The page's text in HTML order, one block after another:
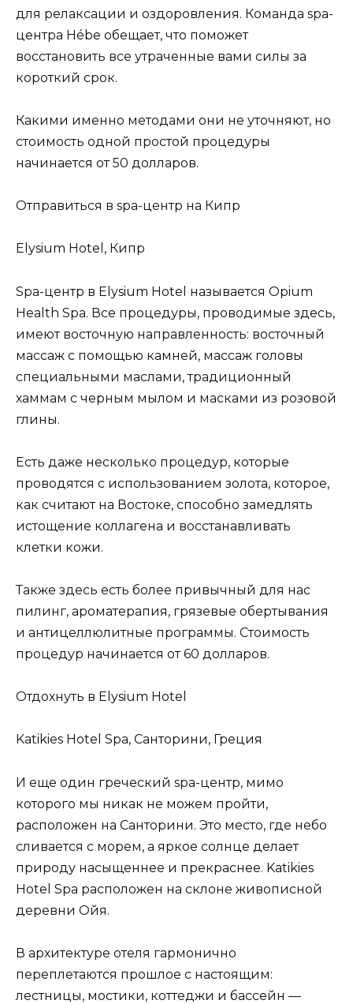
для релаксации и оздоровления. Команда spa-
центра Hébe обещает, что поможет
восстановить все утраченные вами силы за
короткий срок.
Какими именно методами они не уточняют, но
стоимость одной простой процедуры
начинается от 50 долларов.
Отправиться в spa-центр на Кипр
Elysium Hotel, Кипр
Spa-центр в Elysium Hotel называется Opium
Health Spa. Все процедуры, проводимые здесь,
имеют восточную направленность: восточный
массаж с помощью камней, массаж головы
специальными маслами, традиционный
хаммам с черным мылом и масками из розовой
глины.
Есть даже несколько процедур, которые
проводятся с использованием золота, которое,
как считают на Востоке, способно замедлять
истощение коллагена и восстанавливать
клетки кожи.
Также здесь есть более привычный для нас
пилинг, ароматерапия, грязевые обертывания
и антицеллюлитные программы. Стоимость
процедур начинается от 60 долларов.
Отдохнуть в Elysium Hotel
Katikies Hotel Spa, Санторини, Греция
И еще один греческий spa-центр, мимо
которого мы никак не можем пройти,
расположен на Санторини. Это место, где небо
сливается с морем, а яркое солнце делает
природу насыщеннее и прекраснее. Katikies
Hotel Spa расположен на склоне живописной
деревни Ойя.
В архитектуре отеля гармонично
переплетаются прошлое с настоящим:
лестницы, мостики, коттеджи и бассейн —